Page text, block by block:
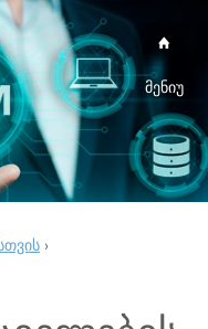
მენიუ
›